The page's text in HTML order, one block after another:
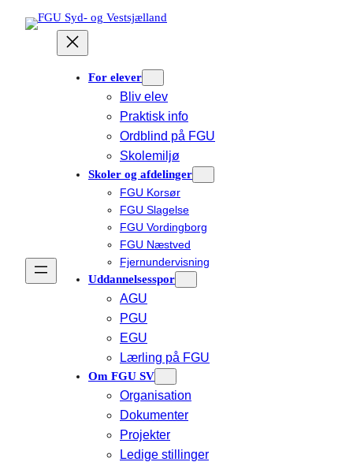
For elever
Bliv elev
Praktisk info
Ordblind på FGU
Skolemiljø
Skoler og afdelinger
FGU Korsør
FGU Slagelse
FGU Vordingborg
FGU Næstved
Fjernundervisning
Uddannelsesspor
AGU
PGU
EGU
Lærling på FGU
Om FGU SV
Organisation
Dokumenter
Projekter
Ledige stillinger